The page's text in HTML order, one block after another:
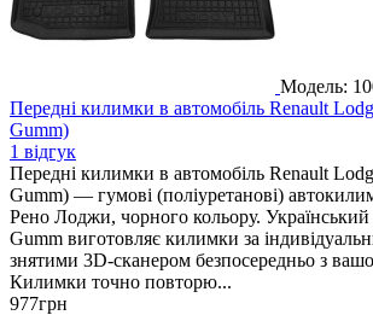
Модель:
Передні килимки в автомобіль Renault
Gumm)
1 відгук
Передні килимки в автомобіль Renault
Gumm) — гумові (поліуретанові)
Рено Лоджи, чорного кольору.
Gumm виготовляє килимки за
знятими 3D-сканером безпосередньо з
Килимки точно повторю...
977грн